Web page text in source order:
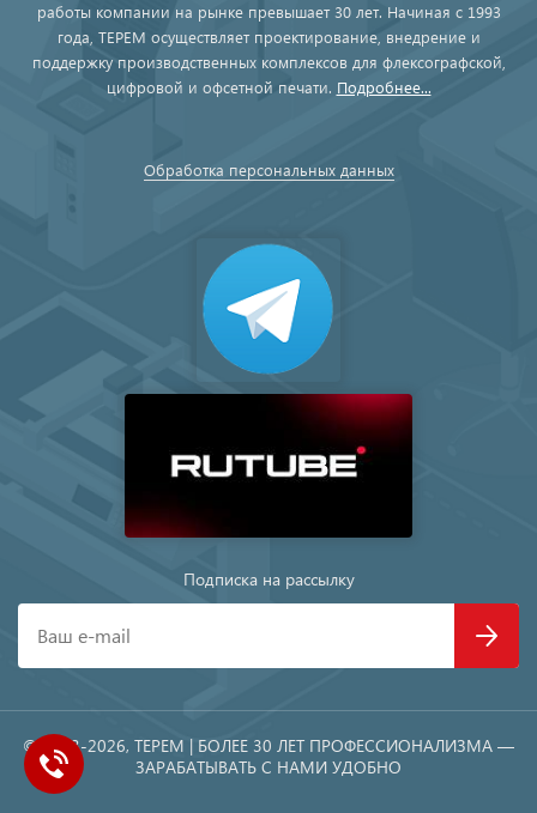
работы компании на рынке превышает 30 лет. Начиная с 1993
года, ТЕРЕМ осуществляет проектирование, внедрение и
поддержку производственных комплексов для флексографской,
цифровой и офсетной печати. Подробнее...
Обработка персональных данных
Подписка на рассылку
Ваш e-mail
© 1993-2026, TEРEM | БОЛЕЕ 30 ЛЕТ ПРОФЕССИОНАЛИЗМА —
ЗАРАБАТЫВАТЬ С НАМИ УДОБНО